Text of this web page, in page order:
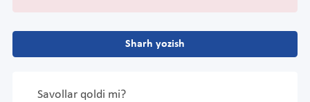
Sharh yozish
Savollar qoldi mi?